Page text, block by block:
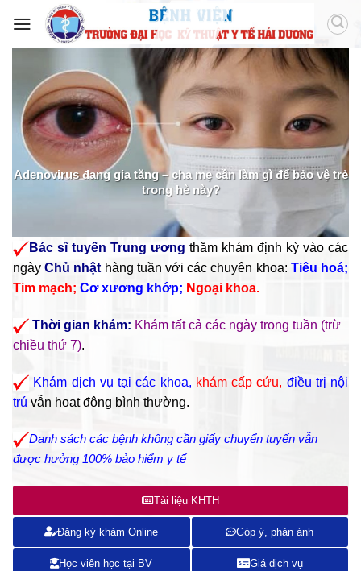
Adenovirus đang gia tăng – cha mẹ cần làm gì để bảo vệ trẻ
trong hè này?
Bác sĩ tuyến Trung ương thăm khám định kỳ vào các
ngàyChủ nhật hàng tuần với các chuyên khoa: Tiêu hoá;
Tim mạch; Cơ xương khớp; Ngoại khoa.
Thời gian khám: Khám tất cả các ngày trong tuần (trừ
chiều thứ 7).
Khám dịch vụ tại các khoa, khám cấp cứu, điều trị nội
trú vẫn hoạt động bình thường.
Danh sách các bệnh không cần giấy chuyển tuyến vẫn
được hưởng 100% bảo hiểm y tế
Tài liệu KHTH
Đăng ký khám Online Góp ý, phản ánh
Học viên học tại BV Giá dịch vụ